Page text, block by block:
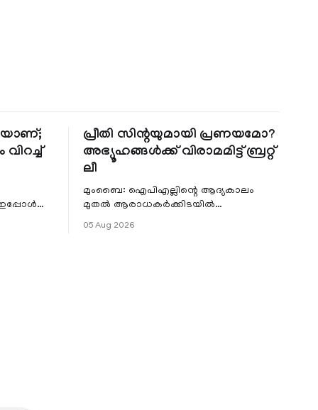
പ്രീതി സിന്റയുമായി പ്രണയമോ?
അഭ്യൂഹങ്ങൾക്ക് വിരാമമിട്ട് ബ്രറ്റ്
ലീ
മുംബൈ: ഐപിഎല്ലിന്റെ ആദ്യകാലം
മുതൽ ആരാധകർക്കിടയിൽ
പ്രചരിച്ചിരുന്ന പ്രീതി സിന്റയുമായുള്ള
പ്രണയ അഭ്യൂഹങ്ങൾ തള്ളി മുൻ
05 Aug 2026